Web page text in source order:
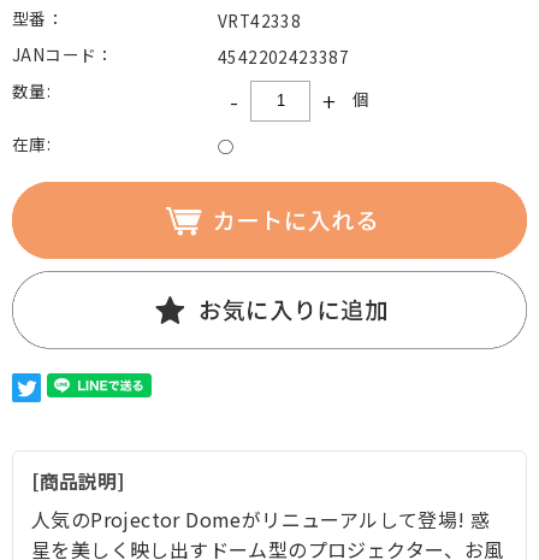
型番：
VRT42338
JANコード：
4542202423387
数量:
- +
個
在庫:
○
商品説明
人気のProjector Domeがリニューアルして登場! 惑
星を美しく映し出すドーム型のプロジェクター、お風